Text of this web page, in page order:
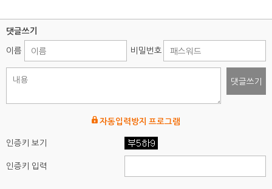
댓글쓰기
이름
비밀번호
댓글쓰기
자동입력방지 프로그램
인증키 보기
인증키 입력